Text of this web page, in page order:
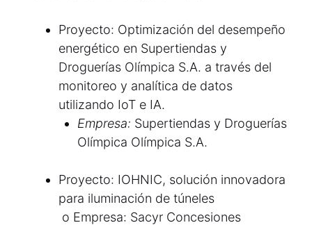
Proyecto: Optimización del desempeño
energético en Supertiendas y
Droguerías Olímpica S.A. a través del
monitoreo y analítica de datos
utilizando IoT e IA.
Empresa: Supertiendas y Droguerías
Olímpica Olímpica S.A.
Proyecto: IOHNIC, solución innovadora
para iluminación de túneles
o Empresa: Sacyr Concesiones